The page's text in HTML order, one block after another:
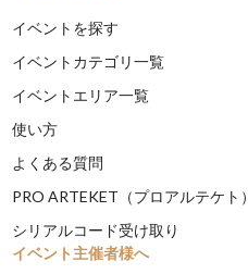
イベントを探す
イベントカテゴリ一覧
イベントエリア一覧
使い方
よくある質問
PRO ARTEKET（プロアルテケト）
シリアルコード受け取り
イベント主催者様へ